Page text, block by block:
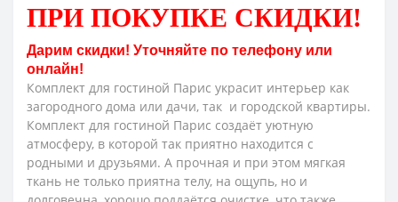
ПРИ ПОКУПКЕ СКИДКИ!
Дарим скидки! Уточняйте по телефону или
онлайн!
Комплект для гостиной Парис украсит интерьер как
загородного дома или дачи, так и городской квартиры.
Комплект для гостиной Парис создаёт уютную
атмосферу, в которой так приятно находится с
родными и друзьями. А прочная и при этом мягкая
ткань не только приятна телу, на ощупь, но и